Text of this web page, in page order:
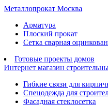
Металлопрокат Москва
Арматура
Плоский прокат
Сетка сварная
Готовые проекты домов
Интернет магазин
Гибкие связи для
Спецодежда для
Фасадная стеклосетка